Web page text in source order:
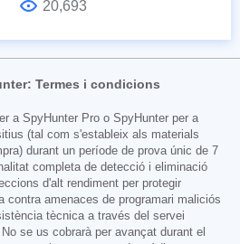
20,693
Termes i condicions
a SpyHunter Pro o SpyHunter per a
(tal com s'estableix als materials
durant un període de prova únic de 7
completa de detecció i eliminació
d'alt rendiment per protegir
contra amenaces de programari maliciós
tècnica a través del servei
se us cobrarà per avançat durant el